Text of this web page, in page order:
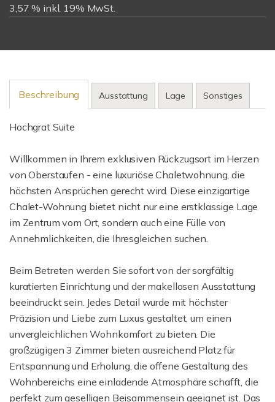
3,57 % inkl. 19% MwSt.
Beschreibung Ausstattung Lage Sonstiges
Hochgrat Suite
Willkommen in Ihrem exklusiven Rückzugsort im Herzen
von Oberstaufen - eine luxuriöse Chaletwohnung, die
höchsten Ansprüchen gerecht wird. Diese einzigartige
Chalet-Wohnung bietet nicht nur eine erstklassige Lage
im Zentrum vom Ort, sondern auch eine Fülle von
Annehmlichkeiten, die Ihresgleichen suchen.
Beim Betreten werden Sie sofort von der sorgfältig
kuratierten Einrichtung und der makellosen Ausstattung
beeindruckt sein. Jedes Detail wurde mit höchster
Präzision und Liebe zum Luxus gestaltet, um einen
unvergleichlichen Wohnkomfort zu bieten. Die
großzügigen 3 Zimmer bieten ausreichend Platz für
Entspannung und Erholung, die offene Gestaltung des
Wohnbereichs eine einladende Atmosphäre schafft, die
perfekt zum geselligen Beisammensein geeignet ist. Das